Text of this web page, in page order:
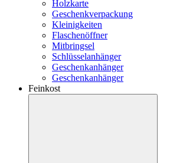
Holzkarte
Geschenkverpackung
Kleinigkeiten
Flaschenöffner
Mitbringsel
Schlüsselanhänger
Geschenkanhänger
Geschenkanhänger
Feinkost